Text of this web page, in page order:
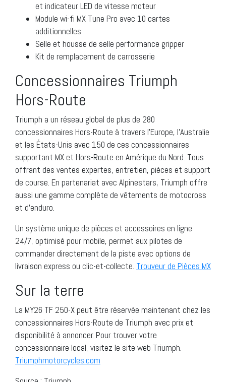
et indicateur LED de vitesse moteur
Module wi-fi MX Tune Pro avec 10 cartes
additionnelles
Selle et housse de selle performance gripper
Kit de remplacement de carrosserie
Concessionnaires Triumph
Hors-Route
Triumph a un réseau global de plus de 280
concessionnaires Hors-Route à travers l’Europe, l’Australie
et les États-Unis avec 150 de ces concessionnaires
supportant MX et Hors-Route en Amérique du Nord. Tous
offrant des ventes expertes, entretien, pièces et support
de course. En partenariat avec Alpinestars, Triumph offre
aussi une gamme complète de vêtements de motocross
et d’enduro.
Un système unique de pièces et accessoires en ligne
24/7, optimisé pour mobile, permet aux pilotes de
commander directement de la piste avec options de
livraison express ou clic-et-collecte. Trouveur de Pièces MX
Sur la terre
La MY26 TF 250-X peut être réservée maintenant chez les
concessionnaires Hors-Route de Triumph avec prix et
disponibilité à annoncer. Pour trouver votre
concessionnaire local, visitez le site web Triumph.
Triumphmotorcycles.com